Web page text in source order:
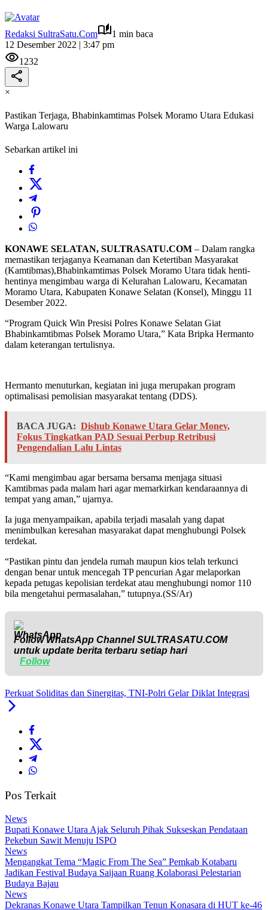
Redaksi SultraSatu.Com
1 min baca
12 Desember 2022 | 3:47 pm
1232
×
Pastikan Terjaga, Bhabinkamtimas Polsek Moramo Utara Edukasi
Warga Lalowaru
Sebarkan artikel ini
KONAWE SELATAN, SULTRASATU.COM – Dalam rangka
memastikan terjaganya Keamanan dan Ketertiban Masyarakat
(Kamtibmas),Bhabinkamtimas Polsek Moramo Utara tidak henti-
hentinya mengimbau warga di Kelurahan Lalowaru, Kecamatan
Moramo Utara, Kabupaten Konawe Selatan (Konsel), Minggu 11
Desember 2022.
“Program Quick Win Presisi Polres Konawe Selatan Giat
Bhabinkamtibmas Polsek Moramo Utara,” Kata Bripka Hermanto
dalam keterangan tertulisnya.
Hermanto menuturkan, kegiatan ini juga merupakan program
optimalisasi pemolisian masyarakat tentang (DDS).
BACA JUGA: Dishub Konawe Utara Gelar Monev,
Fokus Tingkatkan PAD Sesuai Perbup Retribusi
Pengendalian Lalu Lintas
“Kami mengimbau agar bersama bersama menjaga situasi
Kamtibmas pada malam hari agar memarkirkan kendaraannya di
tempat yang aman,” ujarnya.
Ia juga menyampaikan, apabila terjadi masalah yang dapat
menimbulkan keresahan masyarakat dapat menghubungi Polsek
terdekat.
“Pastikan pintu dan jendela rumah maupun kios telah terkunci
dengan benar untuk mencegah TP pencurian Agar melaporkan
kepada petugas kepolisian terdekat atau menghubungi nomor 110
bila mengetahui permasalahan,” tutupnya.(SS/Ar)
Follow WhatsApp ChannelSULTRASATU.COM
untuk update berita terbaru setiap hari
Follow
Perkuat Soliditas dan Sinergitas, TNI-Polri Gelar Diklat Integrasi
Pos Terkait
News
Bupati Konawe Utara Ajak Seluruh Pihak Sukseskan Pendataan
Pekebun Sawit Menuju ISPO
News
Mengangkat Tema “Magic From The Sea” Pemkab Kotabaru
Jadikan Festival Budaya Saijaan Ruang Kolaborasi Pelestarian
Budaya Bajau
News
Dekranas Konawe Utara Tampilkan Tenun Konasara di HUT ke-46